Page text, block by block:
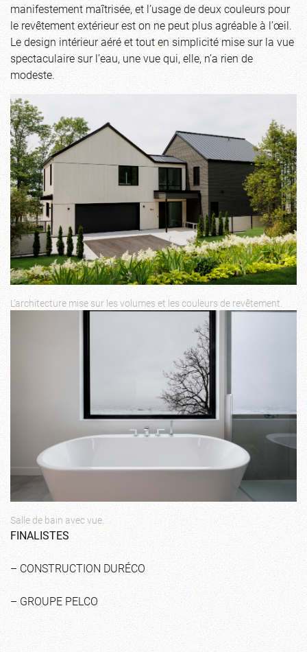
manifestement maîtrisée, et l’usage de deux couleurs pour
le revêtement extérieur est on ne peut plus agréable à l’œil.
Le design intérieur aéré et tout en simplicité mise sur la vue
spectaculaire sur l’eau, une vue qui, elle, n’a rien de
modeste.
L’architecture mise sur les volumes et les couleurs de revêtement.
Salle de bain avec vue.
FINALISTES
– CONSTRUCTION DURÉCO
– GROUPE PELCO